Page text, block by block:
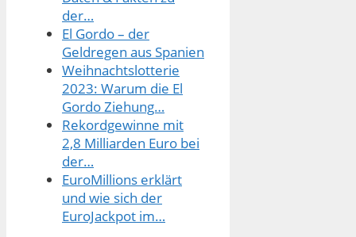
der…
El Gordo – der
Geldregen aus Spanien
Weihnachtslotterie
2023: Warum die El
Gordo Ziehung…
Rekordgewinne mit
2,8 Milliarden Euro bei
der…
EuroMillions erklärt
und wie sich der
EuroJackpot im…